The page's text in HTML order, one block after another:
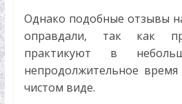
Однако подобные отзывы
оправдали, так как
практикуют в
непродолжительное
чистом виде.